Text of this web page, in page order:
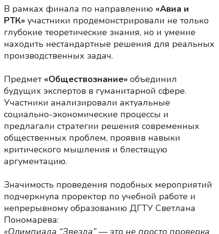
В рамках финала по направлению «Авиа и
РТК» участники продемонстрировали не только
глубокие теоретические знания, но и умение
находить нестандартные решения для реальных
производственных задач.
Предмет «Обществознание» объединил
будущих экспертов в гуманитарной сфере.
Участники анализировали актуальные
социально-экономические процессы и
предлагали стратегии решения современных
общественных проблем, проявив навыки
критического мышления и блестящую
аргументацию.
Значимость проведения подобных мероприятий
подчеркнула проректор по учебной работе и
непрерывному образованию ДГТУ Светлана
Пономарева: